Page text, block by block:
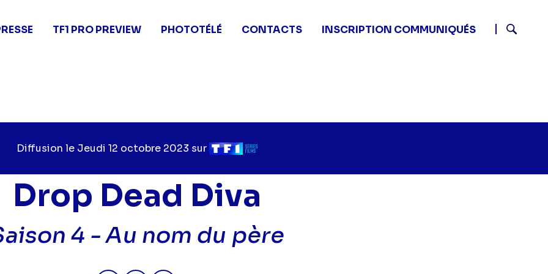
TF1 PRO PREVIEW PHOTOTÉLÉ CONTACTS
INSCRIPTION COMMUNIQUÉS
Diffusion le Jour
diffusion
Jeudi 12 octobre 2023 sur Chaîne
diffusion
Drop Dead Diva
4 -Au nom du père